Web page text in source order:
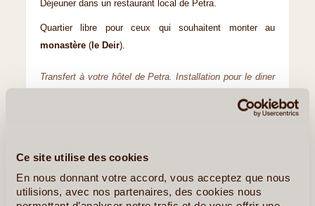
Ce site utilise des cookies
En nous donnant votre accord, vous acceptez que nous
utilisions, avec nos partenaires, des cookies nous
Déjeuner dans un restaurant local de Petra.
Quartier libre pour ceux qui souhaitent monter au
monastère ( le Deir).
Transfert à votre hôtel de Petra. Installation pour le diner